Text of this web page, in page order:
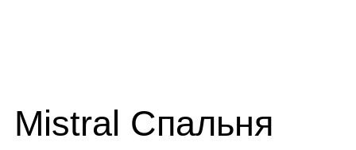
Mistral Спальня